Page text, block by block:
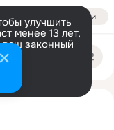
Войти
улучшить
менее 13 лет,
законный